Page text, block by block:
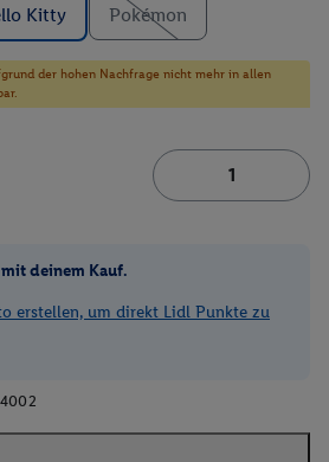
Kitty Pokémon
der hohen Nachfrage nicht mehr in allen
deinem Kauf.
erstellen, um direkt Lidl Punkte zu